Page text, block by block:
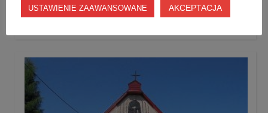
USTAWIENIE ZAAWANSOWANE AKCEPTACJA